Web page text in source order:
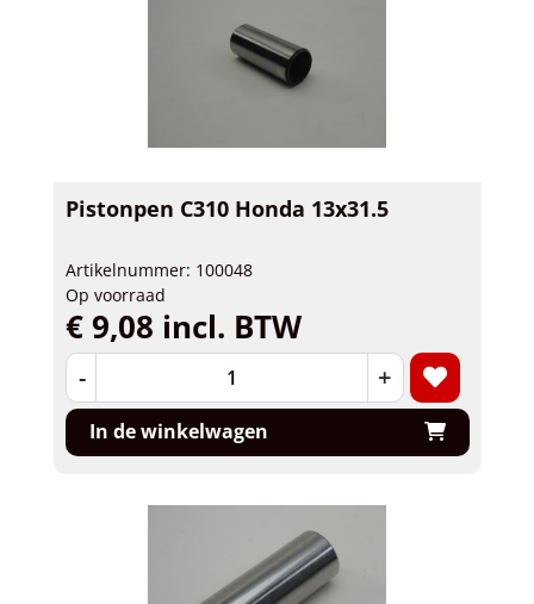
Pistonpen C310 Honda 13x31.5
Artikelnummer: 100048
Op voorraad
€ 9,08 incl. BTW
- +
In de winkelwagen